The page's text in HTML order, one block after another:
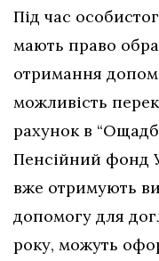
Під час
мають право
отримання
можливість
рахунок в
Пенсійний фонд
вже отримують
допомогу для
року, можуть